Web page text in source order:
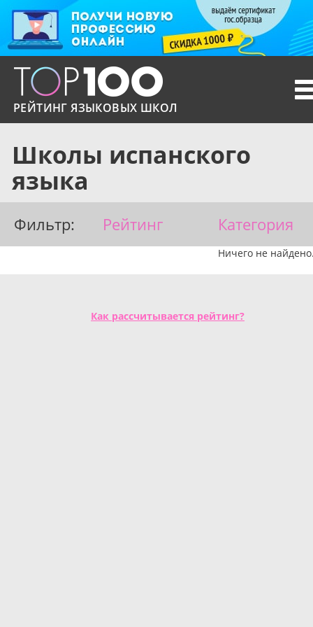
РЕЙТИНГ ЯЗЫКОВЫХ ШКОЛ
Школы испанского
языка
Фильтр: Рейтинг Категория
Ничего не
Как рассчитывается рейтинг?